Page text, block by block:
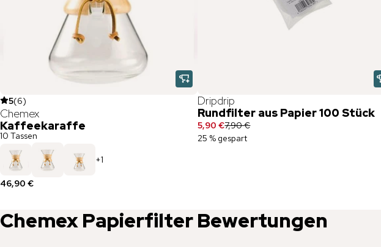
5(6)
Chemex
Kaffeekaraffe
10 Tassen
+1
46,90 €
Dripdrip
Rundfilter aus Papier 100 Stück
5,90 €7,90 €
25 % gespart
ChemexPapierfilterBewertungen